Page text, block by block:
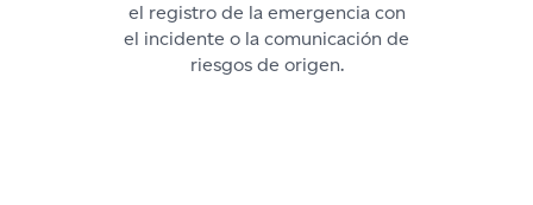
el registro de la emergencia con
el incidente o la comunicación de
riesgos de origen.